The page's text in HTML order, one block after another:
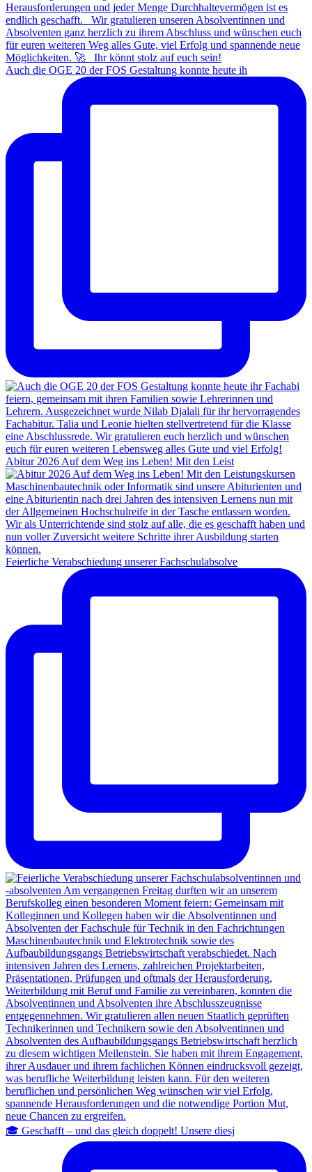
Auch die OGE 20 der FOS Gestaltung konnte heute ih
Abitur 2026 Auf dem Weg ins Leben! Mit den Leist
Feierliche Verabschiedung unserer Fachschulabsolve
🎓 Geschafft – und das gleich doppelt! Unsere diesj